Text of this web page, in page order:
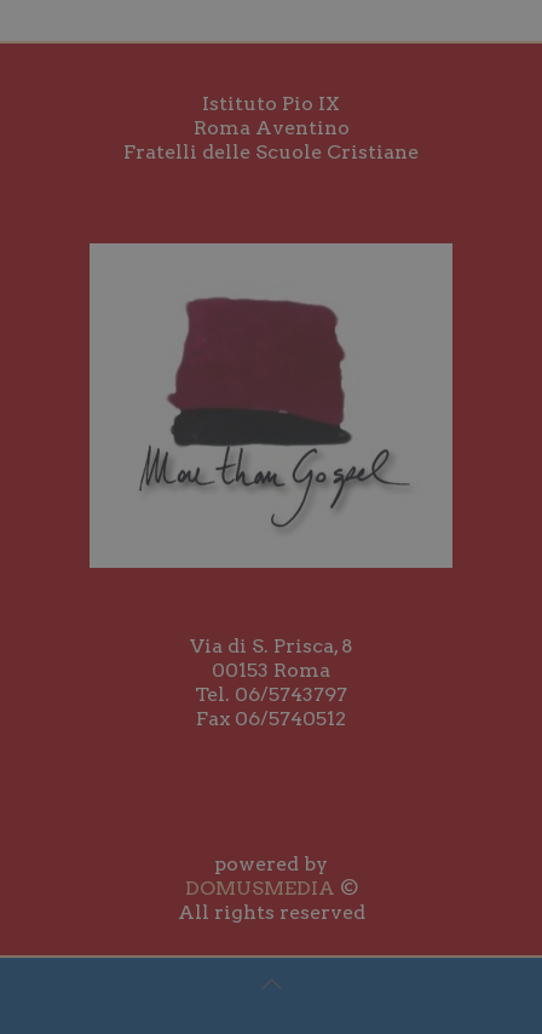
Istituto Pio IX
Roma Aventino
Fratelli delle Scuole Cristiane
Via di S. Prisca, 8
00153 Roma
Tel. 06/5743797
Fax 06/5740512
powered by
DOMUSMEDIA ©
All rights reserved